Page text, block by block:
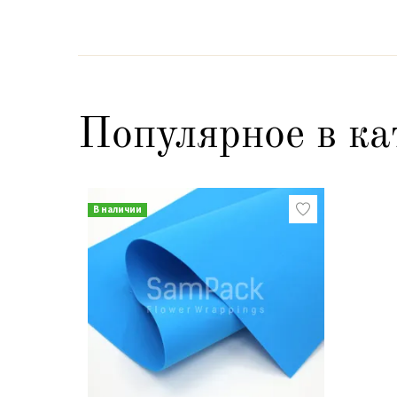
Популярное в
В наличии